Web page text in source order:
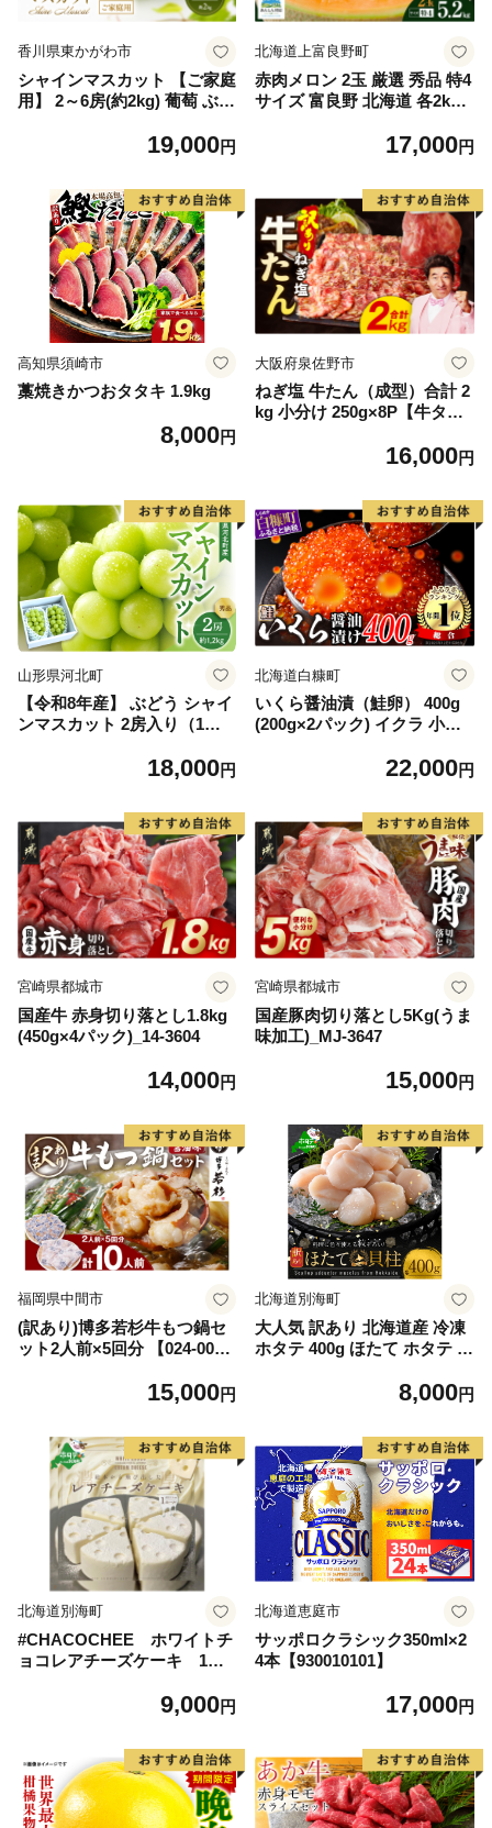
香川県東かがわ市
シャインマスカット 【ご家庭
用】 2～6房(約2kg) 葡萄 ぶど
もの 果実 旬の果物 旬のフル
19,000円
北海道上富良野町
赤肉メロン 2玉 厳選 秀品 特4
サイズ 富良野 北海道 各2kg
富良野 メロン めろん 果物 く
17,000円
高知県須崎市
藁焼きかつおタタキ 1.9kg
8,000円
大阪府泉佐野市
ねぎ塩 牛たん（成型）合計 2
kg 小分け 250g×8P【牛タン
16,000円
山形県河北町
【令和8年産】 ぶどう シャイ
ンマスカット 2房入り（1房6
産【山形eLab】 ka074-023-r
18,000円
北海道白糠町
いくら醤油漬（鮭卵） 400g
(200g×2パック) イクラ 小分
くら醤油漬け 鮭 鮭卵 ikura
大好評品 北海道 白糠町
22,000円
宮崎県都城市
国産牛 赤身切り落とし1.8kg
(450g×4パック)_14-3604
14,000円
宮崎県都城市
国産豚肉切り落とし5Kg(うま
味加工)_MJ-3647
15,000円
福岡県中間市
(訳あり)博多若杉牛もつ鍋セ
ット2人前×5回分 【024-002
15,000円
北海道別海町
大人気 訳あり 北海道産 冷凍
ホタテ 400g ほたて ホタテ 帆
8,000円
北海道別海町
#CHACOCHEE ホワイトチ
ョコレアチーズケーキ 1ホ
海町,チーズ,ちーず,チーズケ
9,000円
北海道恵庭市
サッポロクラシック350ml×2
4本【930010101】
17,000円